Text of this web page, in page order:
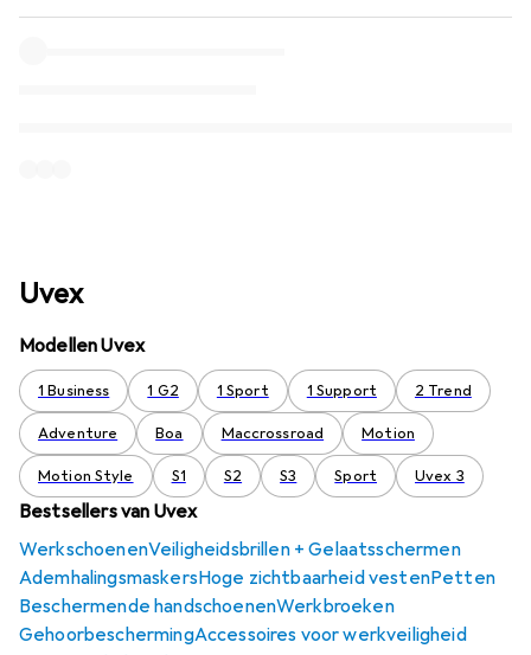
Uvex
Modellen Uvex
1 Business 1 G2 1 Sport 1 Support 2 Trend
Adventure Boa Maccrossroad Motion
Motion Style S1 S2 S3 Sport Uvex 3
Bestsellers van Uvex
WerkschoenenVeiligheidsbrillen + Gelaatsschermen
AdemhalingsmaskersHoge zichtbaarheid vestenPetten
Beschermende handschoenenWerkbroeken
GehoorbeschermingAccessoires voor werkveiligheid